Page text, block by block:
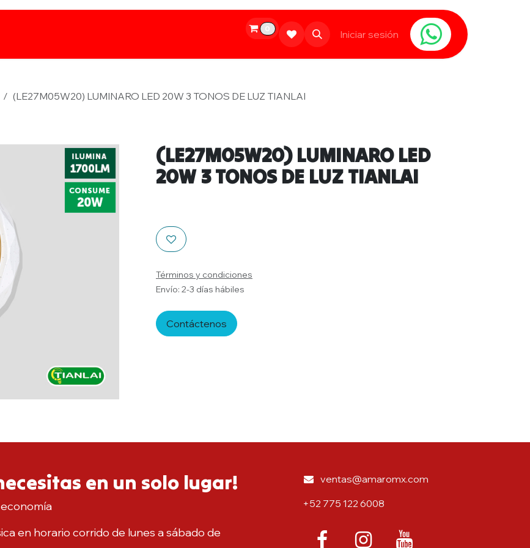
Limpieza Populares Contáctanos
0 Iniciar sesión
(LE27M05W20) LUMINARO LED 20W 3 TONOS DE LUZ TIANLAI
(LE27M05W20) LUMINARO LED
20W 3 TONOS DE LUZ TIANLAI
Términos y condiciones
Envío: 2-3 días hábiles
Contáctenos
en un solo lugar!
en horario corrido de lunes a sábado de
ventas@amaromx.com
+52 775 122 6008